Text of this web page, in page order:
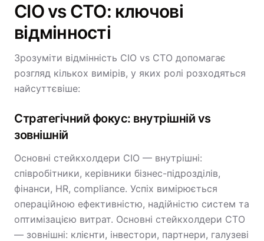
CIO vs CTO: ключові
відмінності
Зрозуміти відмінність CIO vs CTO допомагає
розгляд кількох вимірів, у яких ролі розходяться
найсуттєвіше:
Стратегічний фокус: внутрішній vs
зовнішній
Основні стейкхолдери CIO — внутрішні:
співробітники, керівники бізнес-підрозділів,
фінанси, HR, compliance. Успіх вимірюється
операційною ефективністю, надійністю систем та
оптимізацією витрат. Основні стейкхолдери CTO
— зовнішні: клієнти, інвестори, партнери, галузеві